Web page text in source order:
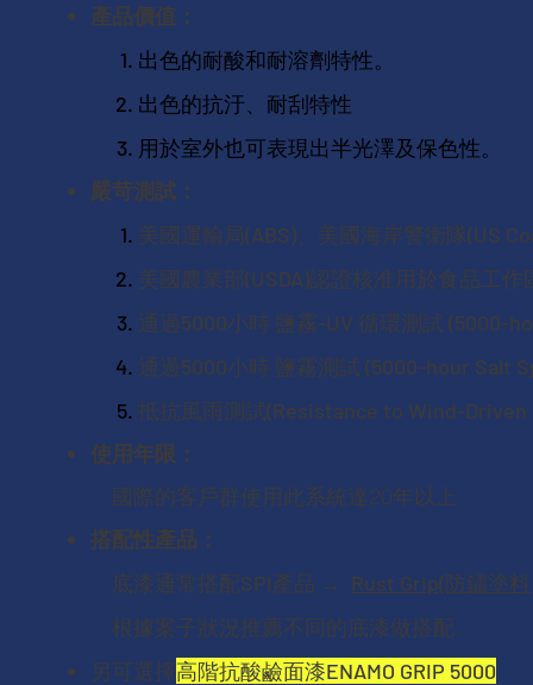
產品價值：
出色的耐酸和耐溶劑特性。
出色的抗汙、耐刮特性
用於室外也可表現出半光澤及保色性。
嚴苛測試：
美國運輸局(ABS)、美國海岸警衛隊(US
美國農業部(USDA)認證核准用於食品工作
通過5000小時 鹽霧-UV 循環測試 (5000-
通過5000小時 鹽霧測試 (5000-hour Salt
抵抗風雨測試(Resistance to Wind-Driven
使用年限：
國際的客戶群使用此系統達20年以上
搭配性產品：
底漆通常搭配SPI產品 → Rust Grip(防鏽塗
​ 根據案子狀況推薦不同的底漆做搭配
​另可選擇高階抗酸鹼面漆ENAMO GRIP 5000